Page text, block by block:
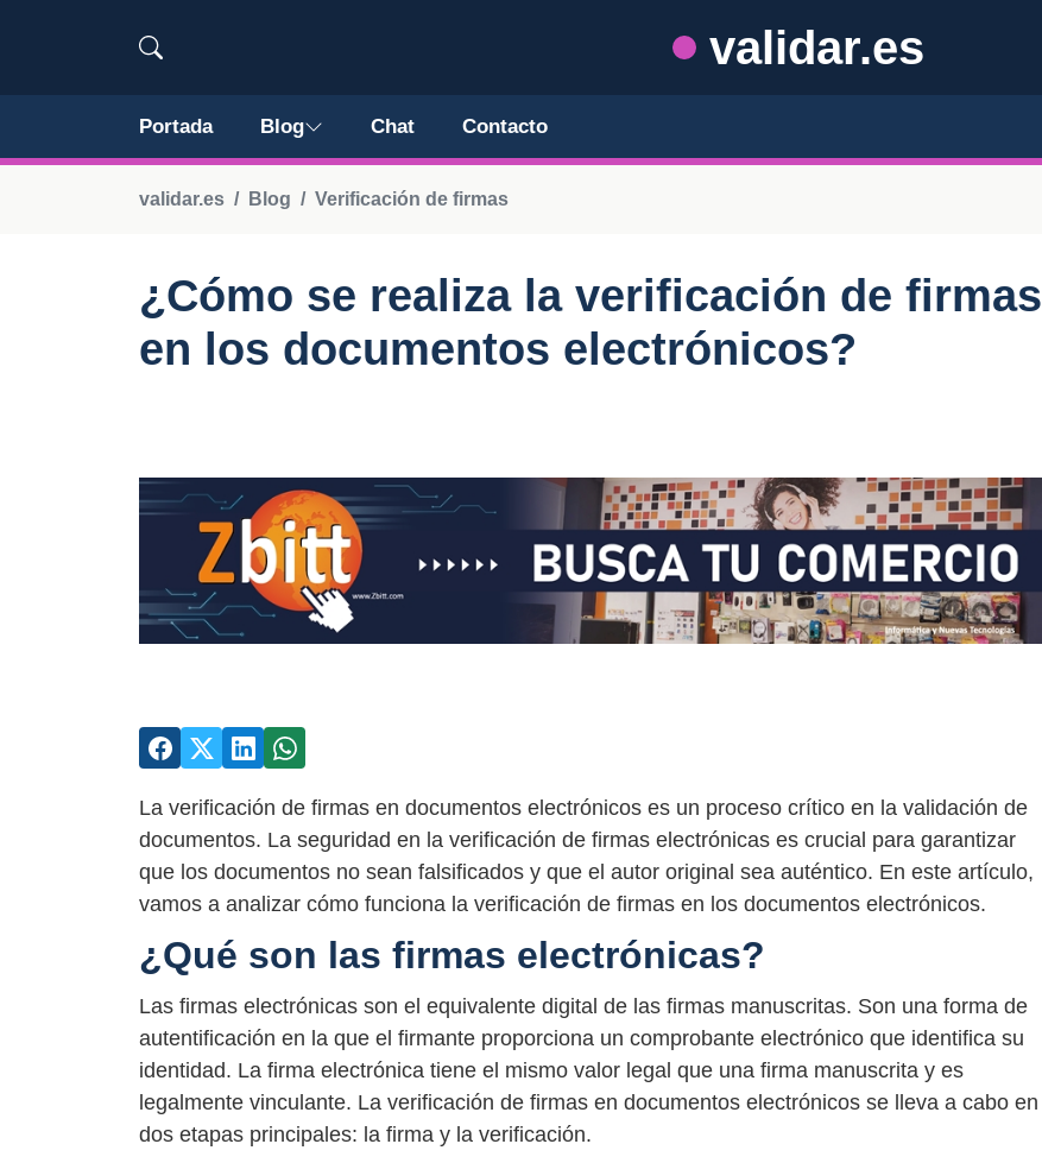
validar.es
Portada Blog Chat Contacto
validar.es Blog Verificación de firmas
¿Cómo se realiza la verificación de firmas
en los documentos electrónicos?
La verificación de firmas en documentos electrónicos es un proceso crítico en la validación de
documentos. La seguridad en la verificación de firmas electrónicas es crucial para garantizar
que los documentos no sean falsificados y que el autor original sea auténtico. En este artículo,
vamos a analizar cómo funciona la verificación de firmas en los documentos electrónicos.
¿Qué son las firmas electrónicas?
Las firmas electrónicas son el equivalente digital de las firmas manuscritas. Son una forma de
autentificación en la que el firmante proporciona un comprobante electrónico que identifica su
identidad. La firma electrónica tiene el mismo valor legal que una firma manuscrita y es
legalmente vinculante. La verificación de firmas en documentos electrónicos se lleva a cabo en
dos etapas principales: la firma y la verificación.